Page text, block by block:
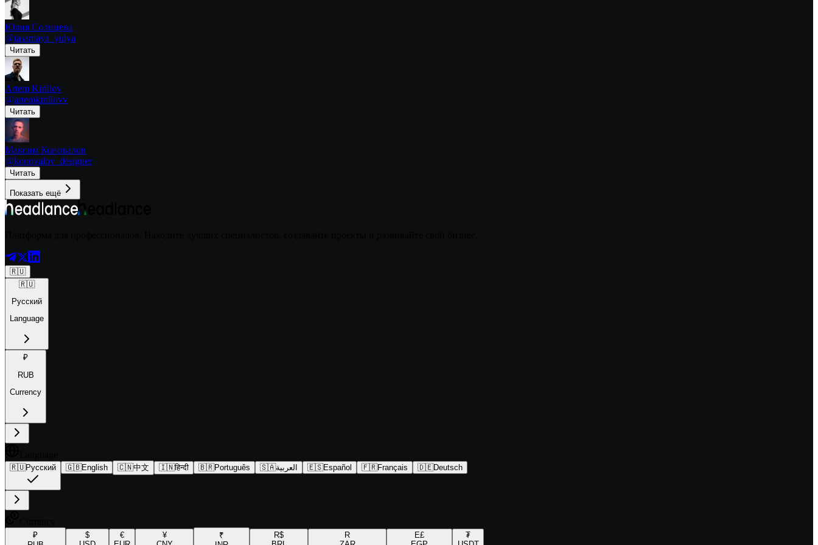
Юлия Солнцева
@tasamaya_yulya
Читать
Artem Kirillov
@artemkirillovv
Читать
Максим Коновалов
@konovalov_designer
Читать
Показать ещё
🇷🇺
🇷🇺
Русский
Language
₽
RUB
Currency
🇷🇺Русский 🇬🇧English 🇨🇳中文 🇮🇳हिन्दी 🇧🇷Português 🇸🇦العربية 🇪🇸Español 🇫🇷Français 🇩🇪Deutsch
₽
$
€
¥
₹
R$
R
E£
₮